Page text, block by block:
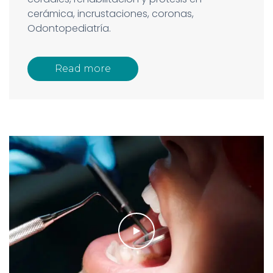
cerámica, incrustaciones, coronas,
Odontopediatría.
Read more